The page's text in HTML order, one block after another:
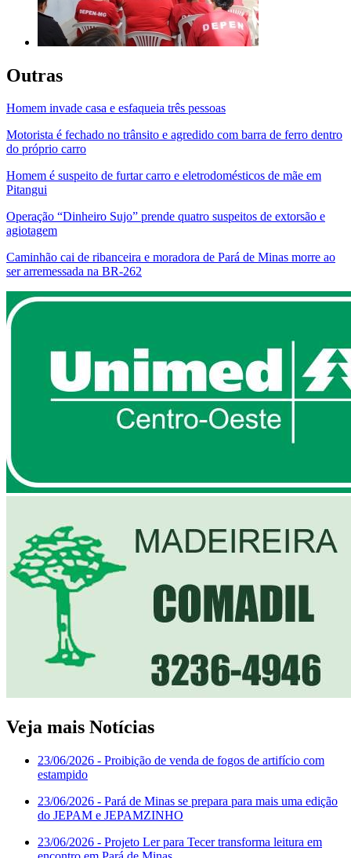
Outras
Homem invade casa e esfaqueia três pessoas
Motorista é fechado no trânsito e agredido com barra de ferro dentro
do próprio carro
Homem é suspeito de furtar carro e eletrodomésticos de mãe em
Pitangui
Operação “Dinheiro Sujo” prende quatro suspeitos de extorsão e
agiotagem
Caminhão cai de ribanceira e moradora de Pará de Minas morre ao
ser arremessada na BR-262
Veja mais Notícias
23/06/2026 - Proibição de venda de fogos de artifício com
estampido
23/06/2026 - Pará de Minas se prepara para mais uma edição
do JEPAM e JEPAMZINHO
23/06/2026 - Projeto Ler para Tecer transforma leitura em